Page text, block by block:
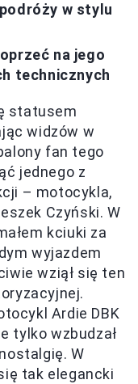
w stylu
na jego
technicznych
statusem
widzów w
fan tego
jednego z
– motocykla,
Czyński. W
kciuki za
wyjazdem
wziął się ten
Ardie DBK
tylko wzbudzał
W
tak elegancki